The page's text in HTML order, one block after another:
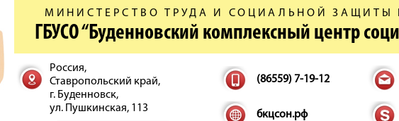
МИНИСТЕРСТВО ТРУДА И СОЦИАЛЬНОЙ ЗАЩИТЫ
ГБУСО “Буденновский комплексный центр
Россия,
Ставропольский край,
г. Буденновск,
ул. Пушкинская, 113
(86559) 7-19-12
бкцсон.рф